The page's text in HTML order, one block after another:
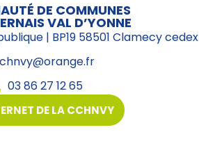
DE COMMUNES
VAL D’YONNE
| BP19 58501 Clamecy cedex
03 86 27 12 65
DE LA CCHNVY